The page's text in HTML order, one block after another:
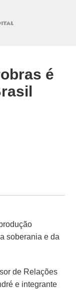
é
soberania e da
de Relações
e integrante